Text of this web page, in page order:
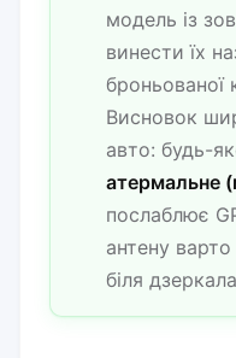
модель із
винести їх
броньованої
Висновок
авто: будь-
атермальне
послаблює
антену
біля